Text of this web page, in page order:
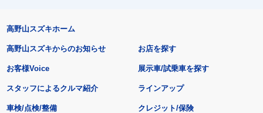
高野山スズキホーム
高野山スズキからのお知らせ
お客様Voice
スタッフによるクルマ紹介
お店を探す
展示車/試乗車を探す
ラインアップ
車検/点検/整備 クレジット/保険